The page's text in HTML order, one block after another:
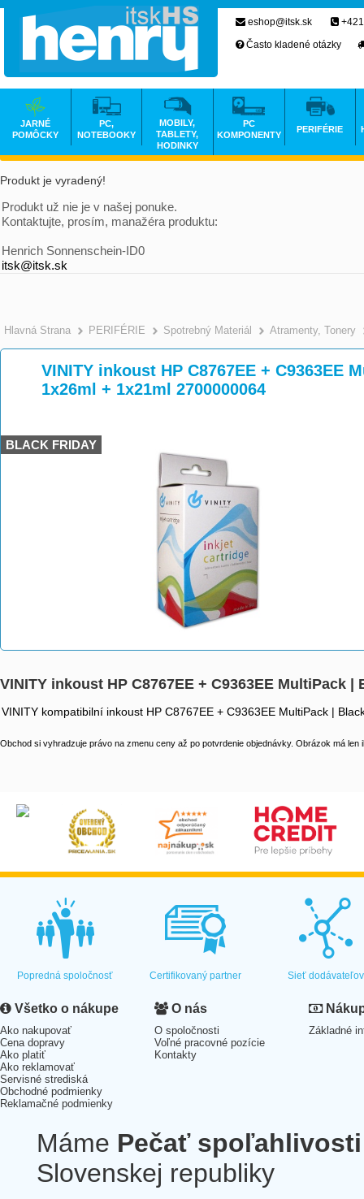
Produkt je vyradený!
Produkt už nie je v našej ponuke.
Kontaktujte, prosím, manažéra produktu:
Henrich Sonnenschein-ID0
itsk@itsk.sk
Hlavná Strana >
PERIFÉRIE >
Spotrebný Materiál >
Atramenty, Tonery
VINITY inkoust HP C8767EE + C9363EE
1x26ml + 1x21ml 2700000064
BLACK FRIDAY
VINITY inkoust HP C8767EE + C9363EE MultiPack
VINITY kompatibilní inkoust HP C8767EE + C9363EE MultiPack |
Obchod si vyhradzuje právo na zmenu ceny až po potvrdenie objednávky. Obrázok má len
eshop@itsk.sk
Často kladené otázky
JARNÉ
POMÔCKY
PC,
NOTEBOOKY
MOBILY,
TABLETY,
HODINKY
PC
KOMPONENTY
PERIFÉRIE
Popredná spoločnosť Certifikovaný partner Sieť dodávateľov
Všetko o nákupe
Ako nakupovať
Cena dopravy
Ako platiť
Ako reklamovať
Servisné strediská
Obchodné podmienky
Reklamačné podmienky
O nás
O spoločnosti
Voľné pracovné pozície
Kontakty
Základné
Máme Pečať spoľahlivosti
Slovenskej republiky